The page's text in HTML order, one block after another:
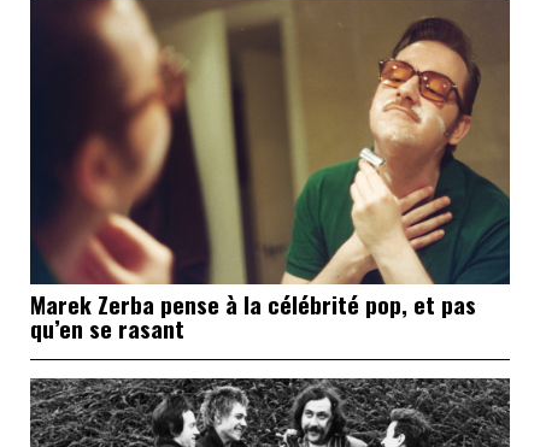
Marek Zerba pense à la célébrité pop, et pas
qu’en se rasant